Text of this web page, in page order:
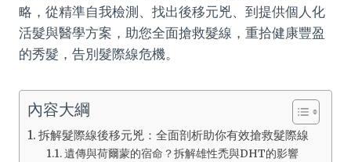
略，從精準自我檢測、找出後移元兇、到提供個人化
活髮與醫學方案，助您全面搶救髮線，重拾健康豐盈
的秀髮，告別髮際線危機。
內容大綱
拆解髮際線後移元兇：全面剖析助你有效搶救髮際線
遺傳與荷爾蒙的宿命？拆解雄性禿與DHT的影響